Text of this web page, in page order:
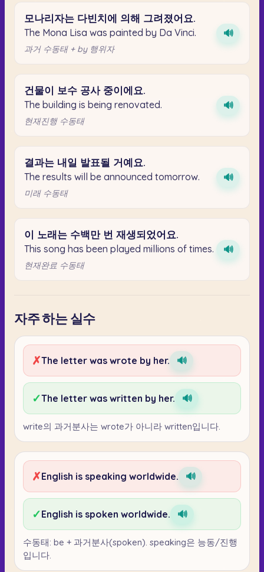
모나리자는 다빈치에 의해 그려졌어요.
The Mona Lisa was painted by Da Vinci.
과거 수동태 + by 행위자
🔊
건물이 보수 공사 중이에요.
The building is being renovated.
현재진행 수동태
🔊
결과는 내일 발표될 거예요.
The results will be announced tomorrow.
미래 수동태
🔊
이 노래는 수백만 번 재생되었어요.
This song has been played millions of times.
현재완료 수동태
🔊
자주 하는 실수
✗The letter was wrote by her. 🔊
✓The letter was written by her. 🔊
write의 과거분사는 wrote가 아니라 written입니다.
✗English is speaking worldwide. 🔊
✓English is spoken worldwide. 🔊
수동태: be + 과거분사(spoken). speaking은 능동/진행
입니다.